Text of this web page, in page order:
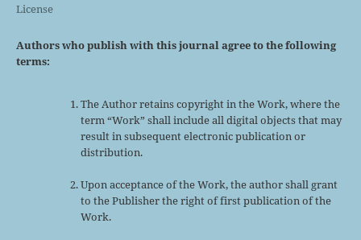
License
Authors who publish with this journal agree to the following
terms:
The Author retains copyright in the Work, where the
term “Work” shall include all digital objects that may
result in subsequent electronic publication or
distribution.
Upon acceptance of the Work, the author shall grant
to the Publisher the right of first publication of the
Work.